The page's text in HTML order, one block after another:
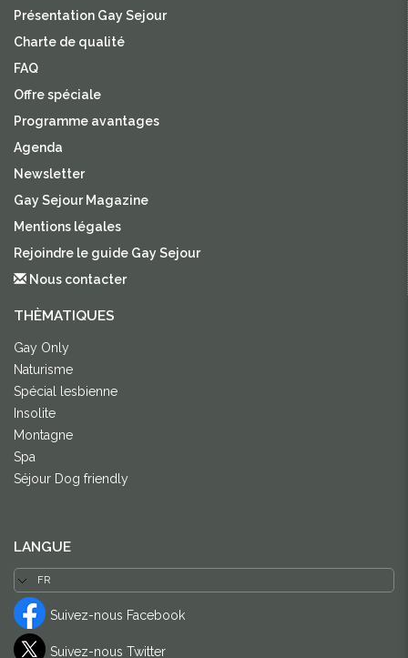
Présentation Gay Sejour
Charte de qualité
FAQ
Offre spéciale
Programme avantages
Agenda
Newsletter
Gay Sejour Magazine
Mentions légales
Rejoindre le guide Gay Sejour
Nous contacter
THÈMATIQUES
Gay Only
Naturisme
Spécial lesbienne
Insolite
Montagne
Spa
Séjour Dog friendly
LANGUE
Suivez-nous Facebook
Suivez-nous Twitter